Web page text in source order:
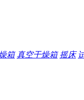
箱 真空干燥箱 摇床